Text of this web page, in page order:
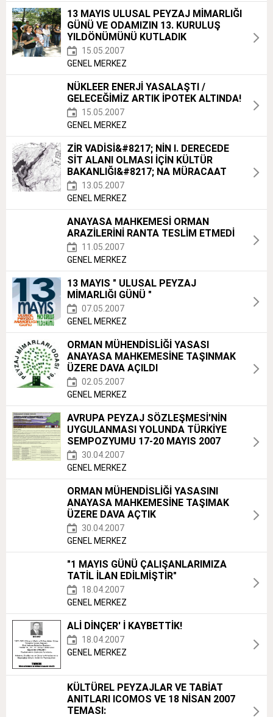
13 MAYIS ULUSAL PEYZAJ MİMARLIĞI
GÜNÜ VE ODAMIZIN 13. KURULUŞ
YILDÖNÜMÜNÜ KUTLADIK
15.05.2007
GENEL MERKEZ
NÜKLEER ENERJİ YASALAŞTI /
GELECEĞİMİZ ARTIK İPOTEK ALTINDA!
15.05.2007
GENEL MERKEZ
ZİR VADİSİ&#8217; NİN I. DERECEDE
SİT ALANI OLMASI İÇİN KÜLTÜR
BAKANLIĞI&#8217; NA MÜRACAAT
13.05.2007
GENEL MERKEZ
ANAYASA MAHKEMESİ ORMAN
ARAZİLERİNİ RANTA TESLİM ETMEDİ
11.05.2007
GENEL MERKEZ
13 MAYIS " ULUSAL PEYZAJ
MİMARLIĞI GÜNÜ "
07.05.2007
GENEL MERKEZ
ORMAN MÜHENDİSLİĞİ YASASI
ANAYASA MAHKEMESİNE TAŞINMAK
ÜZERE DAVA AÇILDI
02.05.2007
GENEL MERKEZ
AVRUPA PEYZAJ SÖZLEŞMESİ'NİN
UYGULANMASI YOLUNDA TÜRKİYE
SEMPOZYUMU 17-20 MAYIS 2007
30.04.2007
GENEL MERKEZ
ORMAN MÜHENDİSLİĞİ YASASINI
ANAYASA MAHKEMESİNE TAŞIMAK
ÜZERE DAVA AÇTIK
30.04.2007
GENEL MERKEZ
"1 MAYIS GÜNÜ ÇALIŞANLARIMIZA
TATİL İLAN EDİLMİŞTİR"
18.04.2007
GENEL MERKEZ
ALİ DİNÇER' İ KAYBETTİK!
18.04.2007
GENEL MERKEZ
KÜLTÜREL PEYZAJLAR VE TABİAT
ANITLARI ICOMOS VE 18 NİSAN 2007
TEMASI: